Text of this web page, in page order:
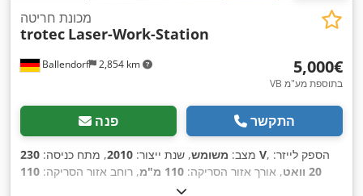
Ballendorf 2,854 km
מכונת חריטה
trotec Laser-Work-Station
‏5,000 ‏€
VB בתוספת מע"מ
פנה התקשר
מצב: משומש, שנת ייצור: 2010, מתח כניסה: 230 V , הספק לייזר:
20 וואט
, אורך אזור הסריקה: 110 מ"מ , רוחב אזור הסריקה: 110